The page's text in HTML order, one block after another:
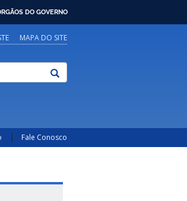
DO GOVERNO
MAPA DO SITE
Fale Conosco